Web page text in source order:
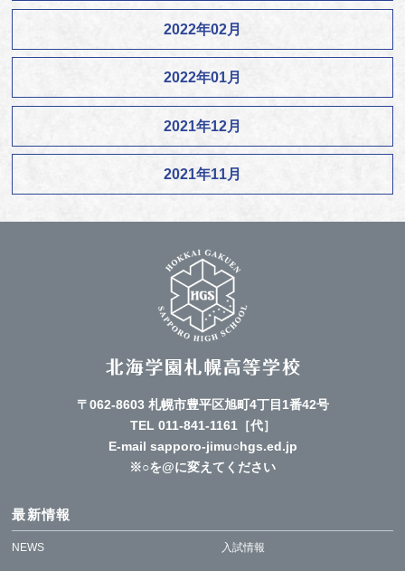
2022年02月
2022年01月
2021年12月
2021年11月
〒062-8603 札幌市豊平区旭町4丁目1番42号
TEL 011-841-1161［代］
E-mail sapporo-jimu○hgs.ed.jp
※○を@に変えてください
最新情報
NEWS 入試情報